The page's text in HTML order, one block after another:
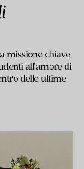
missione chiave
all'amore di
delle ultime